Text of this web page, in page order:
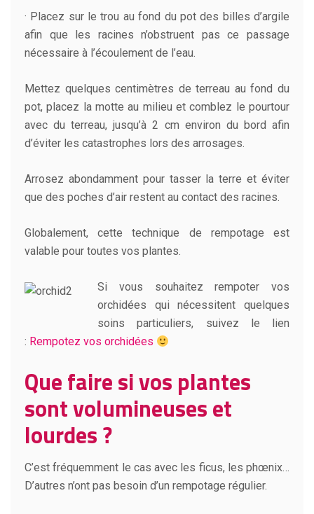
· Placez sur le trou au fond du pot des billes d’argile
afin que les racines n’obstruent pas ce passage
nécessaire à l’écoulement de l’eau.
Mettez quelques centimètres de terreau au fond du
pot, placez la motte au milieu et comblez le pourtour
avec du terreau, jusqu’à 2 cm environ du bord afin
d’éviter les catastrophes lors des arrosages.
Arrosez abondamment pour tasser la terre et éviter
que des poches d’air restent au contact des racines.
Globalement, cette technique de rempotage est
valable pour toutes vos plantes.
Si vous souhaitez rempoter vos
orchidées qui nécessitent quelques
soins particuliers, suivez le lien
: Rempotez vos orchidées
Que faire si vos plantes
sont volumineuses et
lourdes ?
C’est fréquemment le cas avec les ficus, les phœnix…
D’autres n’ont pas besoin d’un rempotage régulier.